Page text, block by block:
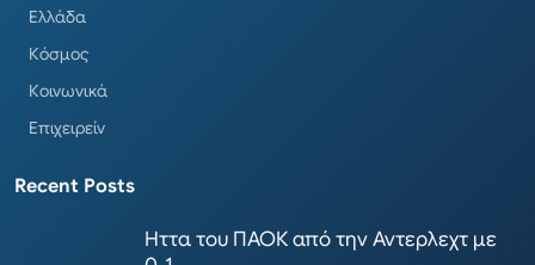
Ελλάδα
Κόσμος
Κοινωνικά
Επιχειρείν
Recent Posts
Ηττα του ΠΑΟΚ από την Αντερλεχτ με